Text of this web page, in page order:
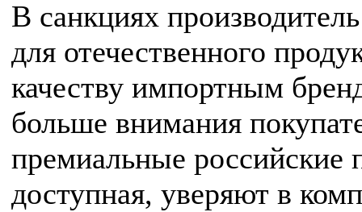
В санкциях
для отечественного
качеству импортным
больше внимания
премиальные российские
доступная, уверяют в